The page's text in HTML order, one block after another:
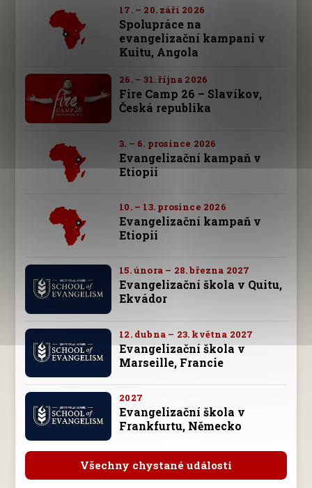
17. – 20. září 2026
Spolupráce na
evangelizační kampani v
Kuitu, Angola
26. – 31. října 2026
Fire Camp 26 – Slavíkov,
Česká republika
3. – 6. prosince 2026
Evangelizační kampaň v
Etiopii
10. – 13. prosince 2026
Evangelizační kampaň v
Etiopii
15. února – 28. března 2027
Evangelizační škola v Quitu,
Ekvádor
12. dubna – 23. května 2027
Evangelizační škola v
Marseille, Francie
2027
Evangelizační škola v
Frankfurtu, Německo
Všechny chystané události